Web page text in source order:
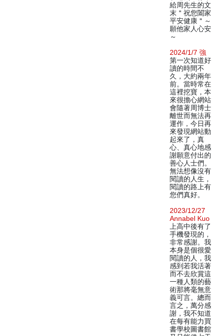
給周先生的文
末＂祝您闔家
平安健康＂～
願他家人心安
～
2024/1/7 強
第一次知道好
讀的時間不
久，大約兩年
前。當時常在
這裡挖寶，本
來很擔心網站
會隨著周博士
離世而無法再
運作，今日再
來發現網站動
起來了，真
心、真心地感
謝願意付出的
善心人士們。
無法想像沒有
閱讀的人生，
閱讀的路上有
您們真好。
2023/12/27
Annabel Kuo
上高中後有了
手機發現的，
非常感謝。我
本身是個很愛
閱讀的人，我
感到若我活著
而不去欣賞這
一種人類的藝
術那將毫無意
義可言。總而
言之，萬分感
謝，我不知道
在每有能力買
書學校圖書館